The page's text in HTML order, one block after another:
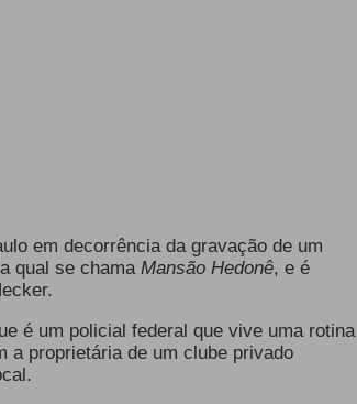
em decorrência da gravação de um
qual se chama Mansão Hedonê, e é
é um policial federal que vive uma rotina
a proprietária de um clube privado